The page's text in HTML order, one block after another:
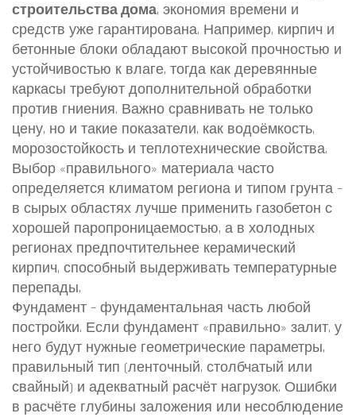
строительства дома, экономия времени и
средств уже гарантирована. Например, кирпич и
бетонные блоки обладают высокой прочностью и
устойчивостью к влаге, тогда как деревянные
каркасы требуют дополнительной обработки
против гниения. Важно сравнивать не только
цену, но и такие показатели, как водоёмкость,
морозостойкость и теплотехнические свойства.
Выбор «правильного» материала часто
определяется климатом региона и типом грунта –
в сырых областях лучше применить газобетон с
хорошей паропроницаемостью, а в холодных
регионах предпочтительнее керамический
кирпич, способный выдерживать температурные
перепады.
Фундамент – фундаментальная часть любой
постройки. Если фундамент «правильно» залит, у
него будут нужные геометрические параметры,
правильный тип (ленточный, столбчатый или
свайный) и адекватный расчёт нагрузок. Ошибки
в расчёте глубины заложения или несоблюдение